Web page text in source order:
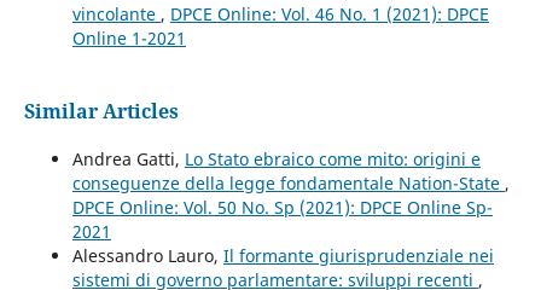
vincolante , DPCE Online: Vol. 46 No. 1 (2021): DPCE
Online 1-2021
Similar Articles
Andrea Gatti, Lo Stato ebraico come mito: origini e
conseguenze della legge fondamentale Nation-State ,
DPCE Online: Vol. 50 No. Sp (2021): DPCE Online Sp-
2021
Alessandro Lauro, Il formante giurisprudenziale nei
sistemi di governo parlamentare: sviluppi recenti ,